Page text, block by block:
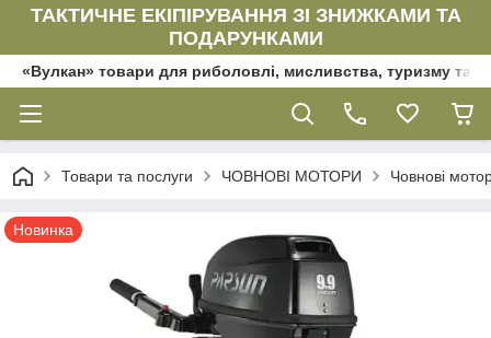
ТАКТИЧНЕ ЕКІПІРУВАННЯ ЗІ ЗНИЖКАМИ ТА
ПОДАРУНКАМИ
«Вулкан» товари для риболовлі, мисливства, туризму та
Товари та послуги ЧОВНОВІ МОТОРИ Човнові
Новинка